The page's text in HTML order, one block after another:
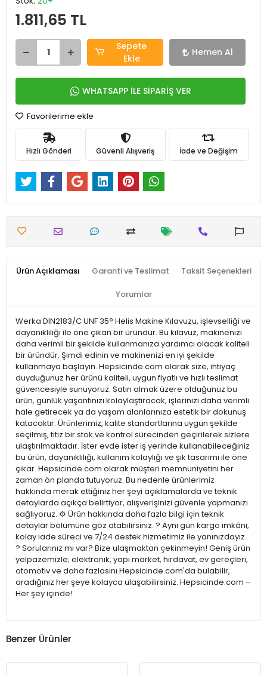
1.811,65 TL
Sepete
Ekle
Hemen Al
WHATSAPP İLE SİPARİŞ VER
Favorilerime ekle
Hızlı Gönderi Güvenli Alışveriş İade ve Değişim
Ürün Açıklaması Garanti ve Teslimat Taksit Seçenekleri
Yorumlar
Werka DIN2183/C UNF 35° Helis Makine Kılavuzu, işlevselliği ve
dayanıklılığı ile öne çıkan bir üründür. Bu kılavuz, makinenizi
daha verimli bir şekilde kullanmanıza yardımcı olacak kaliteli
bir üründür. Şimdi edinin ve makinenizi en iyi şekilde
kullanmaya başlayın. Hepsicinde.com olarak size, ihtiyaç
duyduğunuz her ürünü kaliteli, uygun fiyatlı ve hızlı teslimat
güvencesiyle sunuyoruz. Satın almak üzere olduğunuz bu
ürün, günlük yaşantınızı kolaylaştıracak, işlerinizi daha verimli
hale getirecek ya da yaşam alanlarınıza estetik bir dokunuş
katacaktır. Ürünlerimiz, kalite standartlarına uygun şekilde
seçilmiş, titiz bir stok ve kontrol sürecinden geçirilerek sizlere
ulaştırılmaktadır. İster evde ister iş yerinde kullanabileceğiniz
bu ürün, dayanıklılığı, kullanım kolaylığı ve şık tasarımı ile öne
çıkar. Hepsicinde.com olarak müşteri memnuniyetini her
zaman ön planda tutuyoruz. Bu nedenle ürünlerimiz
hakkında merak ettiğiniz her şeyi açıklamalarda ve teknik
detaylarda açıkça belirtiyor, alışverişinizi güvenle yapmanızı
sağlıyoruz. ⚙️ Ürün hakkında daha fazla bilgi için teknik
detaylar bölümüne göz atabilirsiniz. ? Aynı gün kargo imkânı,
kolay iade süreci ve 7/24 destek hizmetimiz ile yanınızdayız.
? Sorularınız mı var? Bize ulaşmaktan çekinmeyin! Geniş ürün
yelpazemizle; elektronik, yapı market, hırdavat, ev gereçleri,
otomotiv ve daha fazlasını Hepsicinde.com'da bulabilir,
aradığınız her şeye kolayca ulaşabilirsiniz. Hepsicinde.com –
Her şey içinde!
Benzer Ürünler